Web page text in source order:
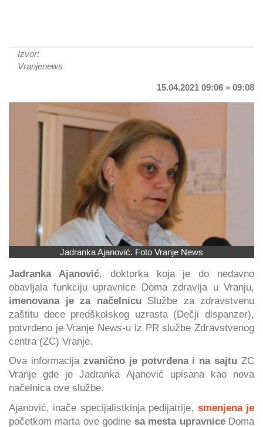
Izvor:
Vranjenews
15.04.2021 09:06 » 09:08
Jadranka Ajanović. Foto Vranje News
Jadranka Ajanović, doktorka koja je do nedavno
obavljala funkciju upravnice Doma zdravlja u Vranju,
imenovana je za načelnicuSlužbe za zdravstvenu
zaštitu dece predškolskog uzrasta (Dečji dispanzer),
potvrđeno je Vranje News-u iz PR službe Zdravstvenog
centra (ZC) Vranje.
Ova informacija zvanično je potvrđena i na sajtu ZC
Vranje gde je Jadranka Ajanović upisana kao nova
načelnica ove službe.
Ajanović, inače specijalistkinja pedijatrije, smenjena je
početkom marta ove godine sa mesta upravnice Doma